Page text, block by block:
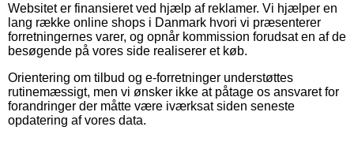
Websitet er finansieret ved hjælp af reklamer. Vi hjælper en
lang række online shops i Danmark hvori vi præsenterer
forretningernes varer, og opnår kommission forudsat en af de
besøgende på vores side realiserer et køb.
Orientering om tilbud og e-forretninger understøttes
rutinemæssigt, men vi ønsker ikke at påtage os ansvaret for
forandringer der måtte være iværksat siden seneste
opdatering af vores data.